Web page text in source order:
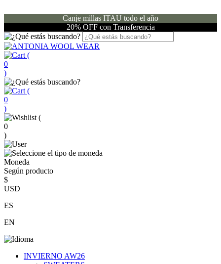
Canje millas ITAU todo el año
20% OFF con Transferencia
(
0
)
(
0
)
(
0
)
Moneda
Según producto
$
USD
ES
EN
INVIERNO AW26